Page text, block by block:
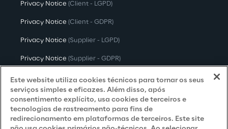
Privacy Notice (Client - LGPD)
Privacy Notice (Client - GDPR)
Privacy Notice (Supplier - LGPD)
Privacy Notice (Supplier - GDPR)
Privacy Notice (Candidate - LGPD)
Privacy Notice (Candidate - GDPR)
Privacy Notice(Marketing)
Este website utiliza cookies técnicos para tornar os seus
serviços simples e eficazes. Além disso, após
consentimento explícito, usa cookies de terceiros e
tecnologias de rastreamento para fins de
redirecionamento em plataformas de terceiros. Este site